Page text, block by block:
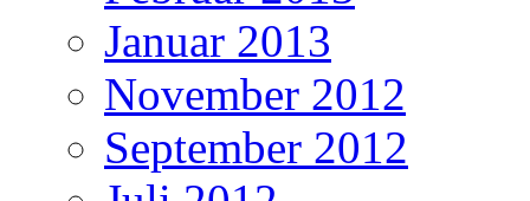
Januar 2013
November 2012
September 2012